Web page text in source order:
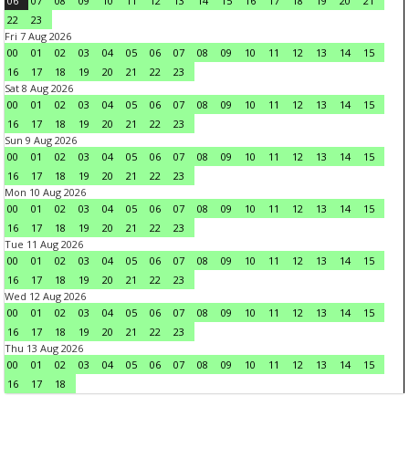
22
23
Fri 7 Aug 2026
00
01 02 03 04 05 06 07 08 09 10 11 12 13 14
15
16
17 18 19 20 21 22
23
Sat 8 Aug 2026
00
01 02 03 04 05 06 07 08 09 10 11 12 13 14
15
16
17 18 19 20 21 22
23
Sun 9 Aug 2026
00
01 02 03 04 05 06 07 08 09 10 11 12 13 14
15
16
17 18 19 20 21 22
23
Mon 10 Aug 2026
00
01 02 03 04 05 06 07 08 09 10 11 12 13 14
15
16
17 18 19 20 21 22
23
Tue 11 Aug 2026
00
01 02 03 04 05 06 07 08 09 10 11 12 13 14
15
16
17 18 19 20 21 22
23
Wed 12 Aug 2026
00
01 02 03 04 05 06 07 08 09 10 11 12 13 14
15
16
17 18 19 20 21 22
23
Thu 13 Aug 2026
00
01 02 03 04 05 06 07 08 09 10 11 12 13 14
15
16
17 18